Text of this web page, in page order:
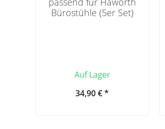
Bürostühle (5er Set)
Auf Lager
34,90 € *